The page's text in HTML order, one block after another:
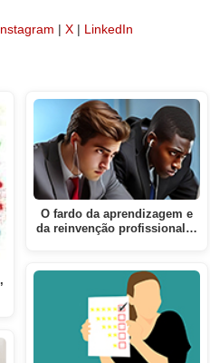
| X | LinkedIn
O fardo da aprendizagem e
da reinvenção profissional…